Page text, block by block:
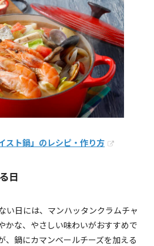
スト鍋」のレシピ・作り方
日
い日には、マンハッタンクラムチャ
かな、やさしい味わいがおすすめで
、鍋にカマンベールチーズを加える